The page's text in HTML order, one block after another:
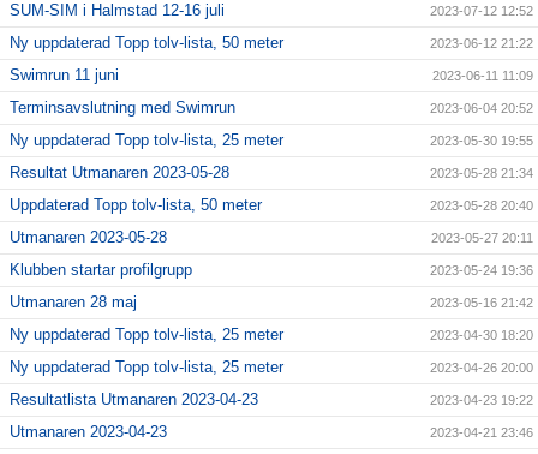
SUM-SIM i Halmstad 12-16 juli 2023-07-12 12:52
Ny uppdaterad Topp tolv-lista, 50 meter 2023-06-12 21:22
Swimrun 11 juni 2023-06-11 11:09
Terminsavslutning med Swimrun 2023-06-04 20:52
Ny uppdaterad Topp tolv-lista, 25 meter 2023-05-30 19:55
Resultat Utmanaren 2023-05-28 2023-05-28 21:34
Uppdaterad Topp tolv-lista, 50 meter 2023-05-28 20:40
Utmanaren 2023-05-28 2023-05-27 20:11
Klubben startar profilgrupp 2023-05-24 19:36
Utmanaren 28 maj 2023-05-16 21:42
Ny uppdaterad Topp tolv-lista, 25 meter 2023-04-30 18:20
Ny uppdaterad Topp tolv-lista, 25 meter 2023-04-26 20:00
Resultatlista Utmanaren 2023-04-23 2023-04-23 19:22
Utmanaren 2023-04-23 2023-04-21 23:46